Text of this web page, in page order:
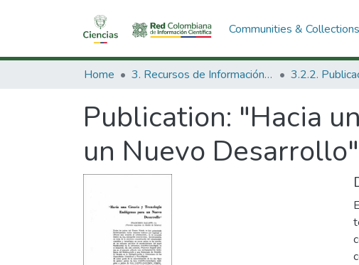
Communities & Collections
Home 3. Recursos de Información Científica y Tecnológica
Publication: "Hacia
un Nuevo Desarrollo"